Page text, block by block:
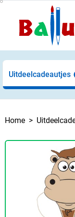
Uitdeelcadeautjes
Home